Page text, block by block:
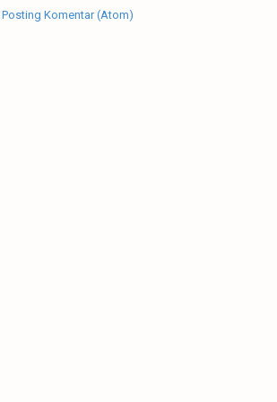
Posting Komentar (Atom)